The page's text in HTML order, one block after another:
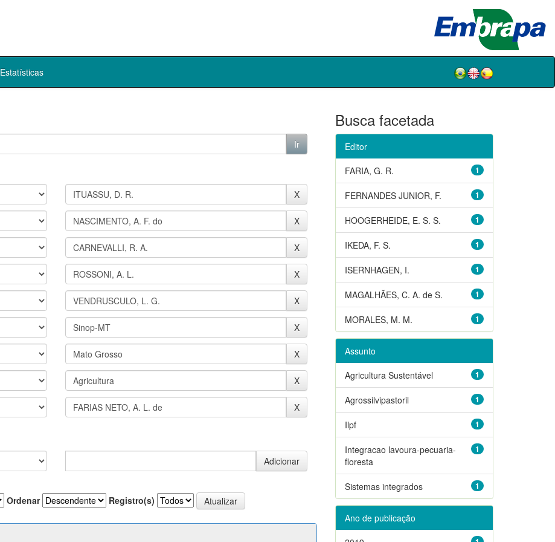
Estatísticas
Ordenar Registro(s)
Busca facetada
Editor
1
FARIA, G. R.
1
FERNANDES JUNIOR, F.
1
HOOGERHEIDE, E. S. S.
1
IKEDA, F. S.
1
ISERNHAGEN, I.
1
MAGALHÃES, C. A. de S.
1
MORALES, M. M.
Assunto
1
Agricultura Sustentável
1
Agrossilvipastoril
1
Ilpf
1
Integracao lavoura-pecuaria-
floresta
1
Sistemas integrados
Ano de publicação